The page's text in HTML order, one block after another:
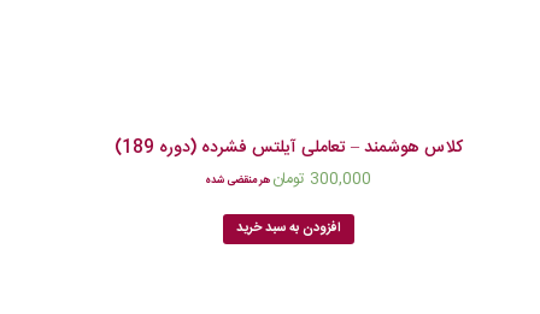
کلاس هوشمند – تعاملی آیلتس فشرده (دوره 189)
300,000 تومان هر منقضی شده
افزودن به سبد خرید